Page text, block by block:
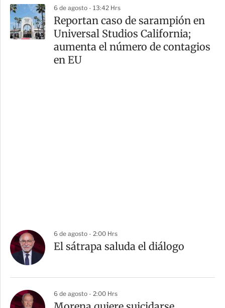
6 de agosto - 13:42 Hrs
Reportan caso de sarampión en
Universal Studios California;
aumenta el número de contagios
en EU
6 de agosto - 2:00 Hrs
El sátrapa saluda el diálogo
6 de agosto - 2:00 Hrs